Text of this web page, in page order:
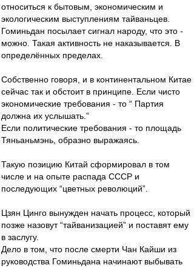
относиться к бытовым, экономическим и
экологическим выступлениям тайваньцев.
Гоминьдан посылает сигнал народу, что это -
можно. Такая активность не наказывается. В
определённых пределах.
Собственно говоря, и в континентальном Китае
сейчас так и обстоит в принципе. Если чисто
экономические требования - то “ Партия
должна их услышать.”
Если политические требования - то площадь
Тяньаньмэнь, образно выражаясь.
Такую позицию Китай сформировал в том
числе и на опыте распада СССР и
последующих “цветных революций”.
Цзян Цинго вынужден начать процесс, который
позже назовут “тайванизацией” и поставят ему
в заслугу.
Дело в том, что после смерти Чан Кайши из
руководства Гоминьдана начинают выбывать